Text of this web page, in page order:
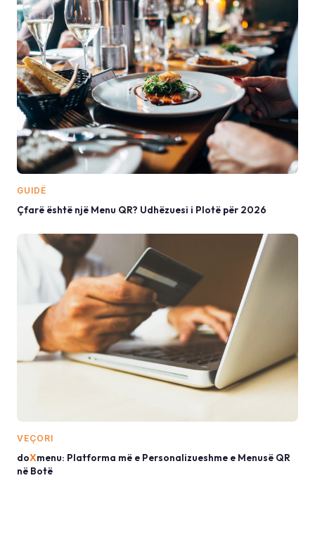
GUIDË
Çfarë është një Menu QR? Udhëzuesi i Plotë për 2026
VEÇORI
doXmenu: Platforma më e Personalizueshme e Menusë QR
në Botë